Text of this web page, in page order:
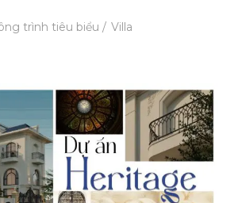
trình tiêu biểu / Villa